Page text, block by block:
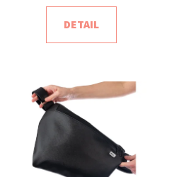
DETAIL